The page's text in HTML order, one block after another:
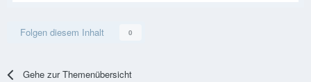
Folgen diesem Inhalt 0
Gehe zur Themenübersicht